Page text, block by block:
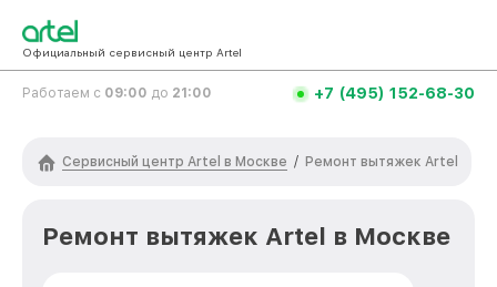
Официальный сервисный центр Artel
Работаем с 09:00 до 21:00 +7 (495) 152-68-30
Сервисный центр Artel в Москве / Ремонт вытяжек Artel
Ремонт вытяжек Artel в Москве